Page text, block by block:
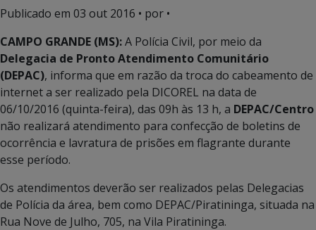
Publicado em 03 out 2016 • por •
CAMPO GRANDE (MS):A Polícia Civil, por meio da
Delegacia de Pronto Atendimento Comunitário
(DEPAC), informa que em razão da troca do cabeamento de
internet a ser realizado pela DICOREL na data de
06/10/2016 (quinta-feira), das 09h às 13 h, a DEPAC/Centro
não realizará atendimento para confecção de boletins de
ocorrência e lavratura de prisões em flagrante durante
esse período.
Os atendimentos deverão ser realizados pelas Delegacias
de Polícia da área, bem como DEPAC/Piratininga, situada na
Rua Nove de Julho, 705, na Vila Piratininga.